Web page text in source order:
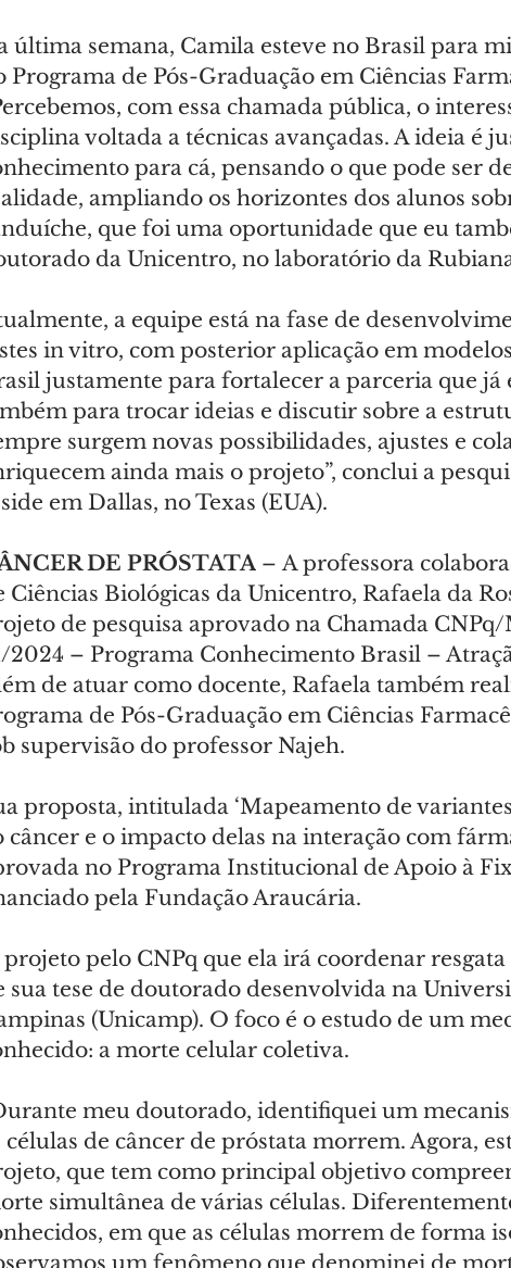
última semana, Camila esteve no Brasil para
Programa de Pós-Graduação em Ciências
com essa chamada pública, o
voltada a técnicas avançadas. A ideia é
para cá, pensando o que pode ser
ampliando os horizontes dos alunos
que foi uma oportunidade que eu
da Unicentro, no laboratório da
a equipe está na fase de
in vitro, com posterior aplicação em
justamente para fortalecer a parceria que já
para trocar ideias e discutir sobre a
surgem novas possibilidades, ajustes e
ainda mais o projeto”, conclui a
em Dallas, no Texas (EUA).
DE PRÓSTATA – A professora
Ciências Biológicas da Unicentro, Rafaela da
de pesquisa aprovado na Chamada
2024 – Programa Conhecimento Brasil –
de atuar como docente, Rafaela também
de Pós-Graduação em Ciências
supervisão do professor Najeh.
proposta, intitulada ‘Mapeamento de
câncer e o impacto delas na interação com
no Programa Institucional de Apoio à
pela Fundação Araucária.
projeto pelo CNPq que ela irá coordenar
sua tese de doutorado desenvolvida na
(Unicamp). O foco é o estudo de um
a morte celular coletiva.
meu doutorado, identifiquei um
células de câncer de próstata morrem. Agora,
que tem como principal objetivo
simultânea de várias células.
em que as células morrem de forma